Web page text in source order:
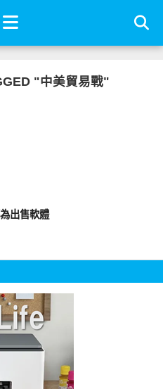
"中美貿易戰"
出售軟體